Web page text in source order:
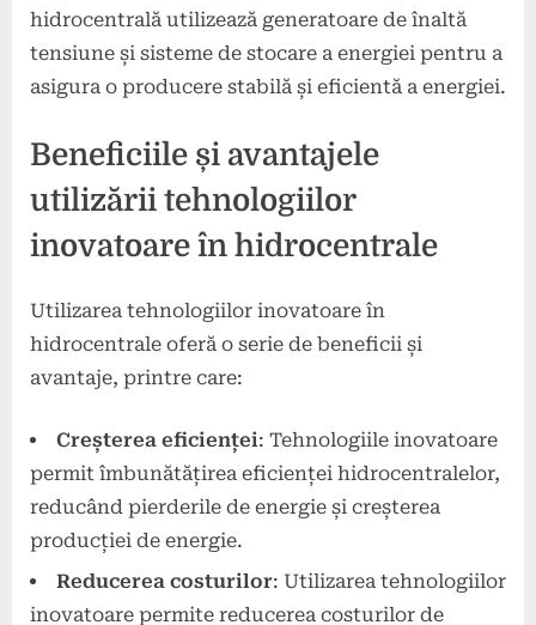
hidrocentrală utilizează generatoare de înaltă
tensiune și sisteme de stocare a energiei pentru a
asigura o producere stabilă și eficientă a energiei.
Beneficiile și avantajele
utilizării tehnologiilor
inovatoare în hidrocentrale
Utilizarea tehnologiilor inovatoare în
hidrocentrale oferă o serie de beneficii și
avantaje, printre care:
Creșterea eficienței: Tehnologiile inovatoare
permit îmbunătățirea eficienței hidrocentralelor,
reducând pierderile de energie și creșterea
producției de energie.
Reducerea costurilor: Utilizarea tehnologiilor
inovatoare permite reducerea costurilor de